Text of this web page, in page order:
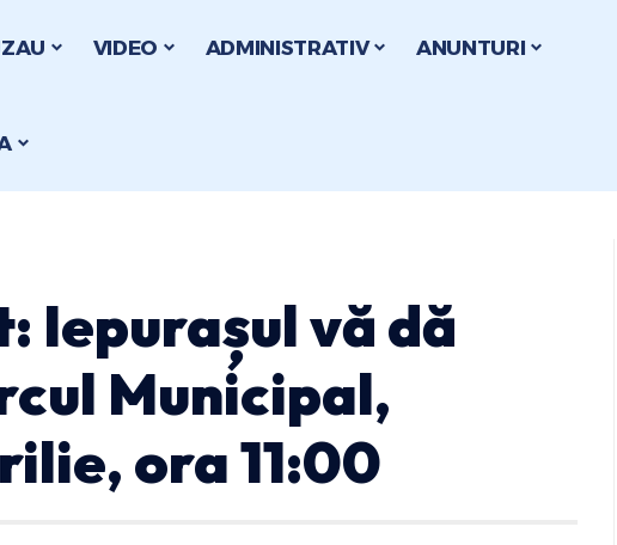
VIDEO ADMINISTRATIV ANUNTURI
Iepurașul vă dă
Municipal,
ora 11:00